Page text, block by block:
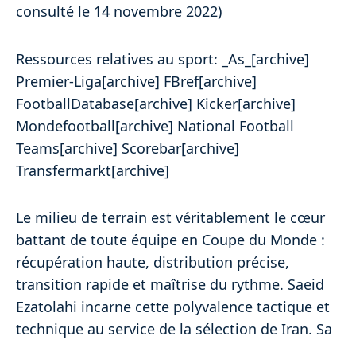
consulté le 14 novembre 2022)
Ressources relatives au sport: _As_[archive]
Premier-Liga[archive] FBref[archive]
FootballDatabase[archive] Kicker[archive]
Mondefootball[archive] National Football
Teams[archive] Scorebar[archive]
Transfermarkt[archive]
Le milieu de terrain est véritablement le cœur
battant de toute équipe en Coupe du Monde :
récupération haute, distribution précise,
transition rapide et maîtrise du rythme. Saeid
Ezatolahi incarne cette polyvalence tactique et
technique au service de la sélection de Iran. Sa